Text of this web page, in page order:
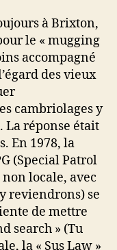
à Brixton,
le « mugging
accompagné
des vieux
cambriolages y
La réponse était
En 1978, la
(Special Patrol
locale, avec
reviendrons) se
de mettre
search » (Tu
la « Sus Law »